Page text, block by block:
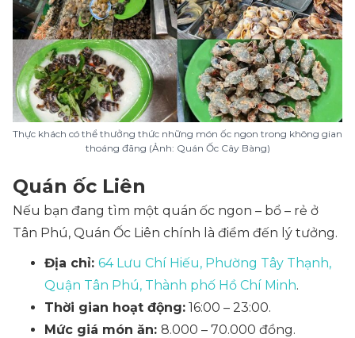
Thực khách có thể thưởng thức những món ốc ngon trong không gian
thoáng đãng (Ảnh: Quán Ốc Cây Bàng)
Quán ốc Liên
Nếu bạn đang tìm một quán ốc ngon – bổ – rẻ ở
Tân Phú, Quán Ốc Liên chính là điểm đến lý tưởng.
Địa chỉ: 64 Lưu Chí Hiếu, Phường Tây Thạnh,
Quận Tân Phú, Thành phố Hồ Chí Minh.
Thời gian hoạt động: 16:00 – 23:00.
Mức giá món ăn: 8.000 – 70.000 đồng.